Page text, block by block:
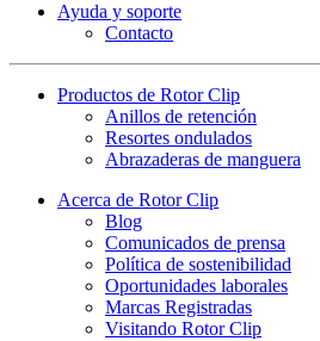
Ayuda y soporte
Contacto
Productos de Rotor Clip
Anillos de retención
Resortes ondulados
Abrazaderas de manguera
Acerca de Rotor Clip
Blog
Comunicados de prensa
Política de sostenibilidad
Oportunidades laborales
Marcas Registradas
Visitando Rotor Clip